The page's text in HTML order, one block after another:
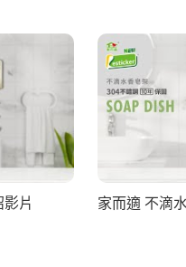
片 家而適 不滴